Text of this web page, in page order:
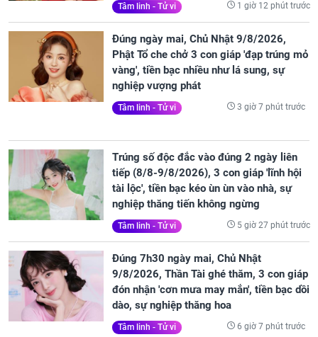
Tâm linh - Tử vi 1 giờ 12 phút trước
Đúng ngày mai, Chủ Nhật 9/8/2026,
Phật Tổ che chở 3 con giáp 'đạp trúng mỏ
vàng', tiền bạc nhiều như lá sung, sự
nghiệp vượng phát
Tâm linh - Tử vi 3 giờ 7 phút trước
Trúng số độc đắc vào đúng 2 ngày liên
tiếp (8/8-9/8/2026), 3 con giáp 'lĩnh hội
tài lộc', tiền bạc kéo ùn ùn vào nhà, sự
nghiệp thăng tiến không ngừng
Tâm linh - Tử vi 5 giờ 27 phút trước
Đúng 7h30 ngày mai, Chủ Nhật
9/8/2026, Thần Tài ghé thăm, 3 con giáp
đón nhận 'cơn mưa may mắn', tiền bạc dồi
dào, sự nghiệp thăng hoa
Tâm linh - Tử vi 6 giờ 7 phút trước